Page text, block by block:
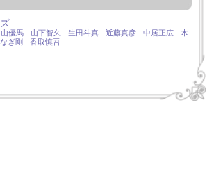
優馬 山下智久 生田斗真 近藤真彦 中居正広
木
ぎ剛
香取慎吾